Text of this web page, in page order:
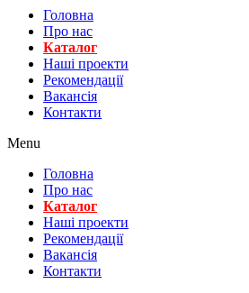
Головна
Про нас
Каталог
Нашi проекти
Рекомендації
Вакансiя
Контакти
Menu
Головна
Про нас
Каталог
Нашi проекти
Рекомендації
Вакансiя
Контакти